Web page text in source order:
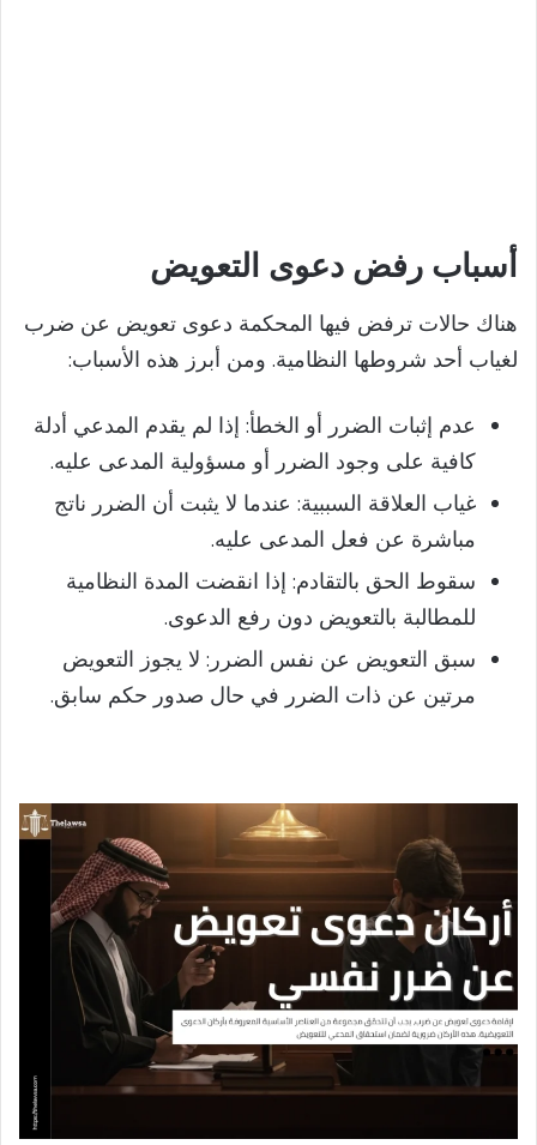
أسباب رفض دعوى التعويض
هناك حالات ترفض فيها المحكمة دعوى تعويض عن ضرب
لغياب أحد شروطها النظامية. ومن أبرز هذه الأسباب:
عدم إثبات الضرر أو الخطأ: إذا لم يقدم المدعي أدلة
كافية على وجود الضرر أو مسؤولية المدعى عليه.
غياب العلاقة السببية: عندما لا يثبت أن الضرر ناتج
مباشرة عن فعل المدعى عليه.
سقوط الحق بالتقادم: إذا انقضت المدة النظامية
للمطالبة بالتعويض دون رفع الدعوى.
سبق التعويض عن نفس الضرر: لا يجوز التعويض
مرتين عن ذات الضرر في حال صدور حكم سابق.